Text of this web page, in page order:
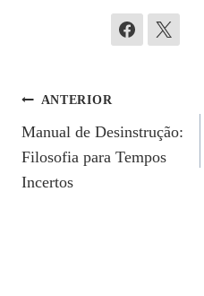
Navegação
De
Post
ANTERIOR
Manual de Desinstrução:
Filosofia para Tempos
Incertos